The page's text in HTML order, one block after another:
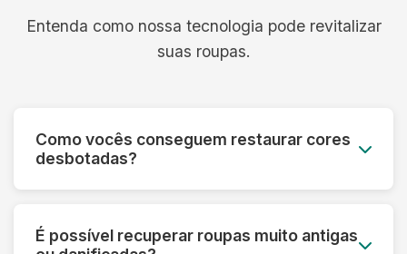
Entenda como nossa tecnologia pode revitalizar
suas roupas.
Como vocês conseguem restaurar cores
desbotadas?
pigmentos das fibras e aplicamos tratamentos
que devolvem a vivacidade original das cores,
É possível recuperar roupas muito antigas